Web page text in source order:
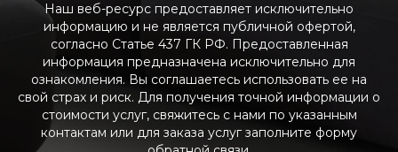
Наш веб-ресурс предоставляет исключительно
информацию и не является публичной офертой,
согласно Статье 437 ГК РФ. Предоставленная
информация предназначена исключительно для
ознакомления. Вы соглашаетесь использовать ее на
свой страх и риск. Для получения точной информации о
стоимости услуг, свяжитесь с нами по указанным
контактам или для заказа услуг заполните форму